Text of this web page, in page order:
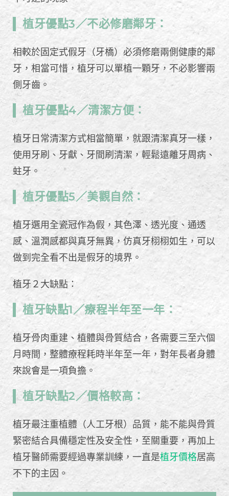
植牙優點3／不必修磨鄰牙：
相較於固定式假牙（牙橋）必須修磨兩側健康的鄰
牙，相當可惜，植牙可以單植一顆牙，不必影響兩
側牙齒。
植牙優點4／清潔方便：
植牙日常清潔方式相當簡單，就跟清潔真牙一樣，
使用牙刷、牙獻、牙間刷清潔，輕鬆遠離牙周病、
蛀牙。
植牙優點5／美觀自然：
植牙選用全瓷冠作為假，其色澤、透光度、通透
感、溫潤感都與真牙無異，仿真牙栩栩如生，可以
做到完全看不出是假牙的境界。
植牙２大缺點：
植牙缺點1／療程半年至一年：
植牙骨肉重建、植體與骨質結合，各需要三至六個
月時間，整體療程耗時半年至一年，對年長者身體
來說會是一項負擔。
植牙缺點2／價格較高：
植牙最注重植體（人工牙根）品質，能不能與骨質
緊密結合具備穩定性及安全性，至關重要，再加上
植牙醫師需要經過專業訓練，一直是植牙價格居高
不下的主因。